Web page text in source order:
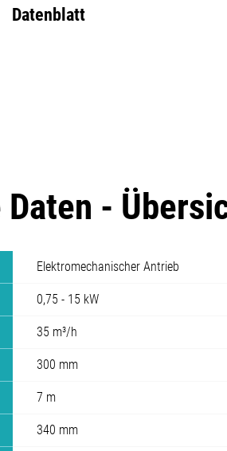
Datenblatt
-
Elektromechanischer Antrieb
0,75 - 15 kW
35 m³/h
300 mm
7 m
340 mm